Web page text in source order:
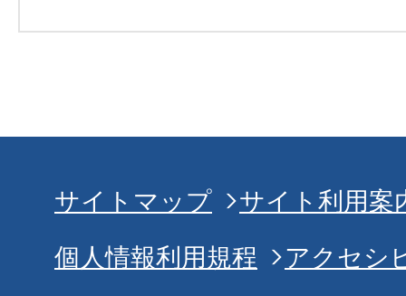
サイトマップ
サイト利用案
個人情報利用規程
アクセシ